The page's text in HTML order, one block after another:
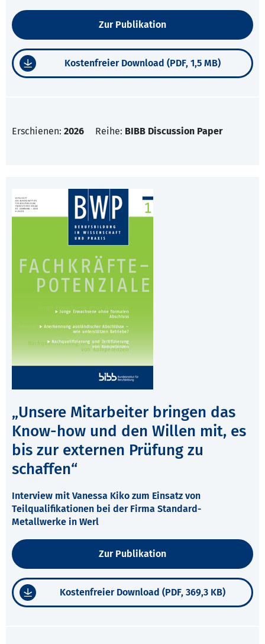
Zur Publikation
Kostenfreier Download (PDF, 1,5 MB)
Erschienen: 2026 Reihe: BIBB Discussion Paper
„Unsere Mitarbeiter bringen das
Know-how und den Willen mit, es
bis zur externen Prüfung zu
schaffen“
Interview mit Vanessa Kiko zum Einsatz von
Teilqualifikationen bei der Firma Standard-
Metallwerke in Werl
Zur Publikation
Kostenfreier Download (PDF, 369,3 KB)